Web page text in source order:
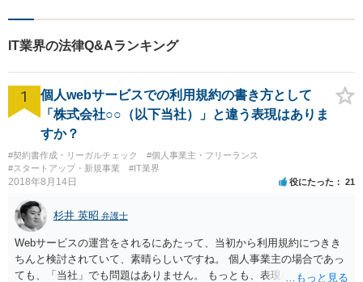
IT業界の法律Q&Aランキング
1
個人webサービスでの利用規約の書き方として
「株式会社○○（以下当社）」と違う表現はありま
すか？
#契約書作成・リーガルチェック
#個人事業主・フリーランス
#スタートアップ・新規事業
#IT業界
2018年8月14日 役にたった 21
杉井 英昭 弁護士
Webサービスの運営をされるにあたって、当初から利用規約につきき
ちんと検討されていて、素晴らしいですね。 個人事業主の場合であっ
ても、「当社」でも問題はありません。 もっとも、表現に違和感があ